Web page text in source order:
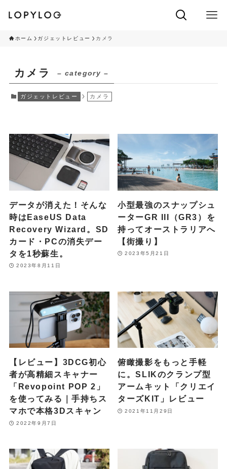
ホーム ガジェットレビュー カメラ
カメラ – category –
ガジェットレビュー カメラ
データが消えた！そんな
時はEaseUS Data
Recovery Wizard。SD
カード・PCの消失デー
タを1秒蘇生。
2023年8月11日
小型最強のスナップシュ
ーターGR III（GR3）を
持ってオーストラリアへ
【街撮り】
2023年5月21日
【レビュー】3DCG初心
者が高精細スキャナー
「Revopoint POP 2」
を使ってみる｜手持ちス
マホで本格3Dスキャン
2022年9月7日
俯瞰撮影をもっと手軽
に。SLIKのクランプ型
アームキット「クリエイ
ターズKIT」レビュー
2021年11月29日